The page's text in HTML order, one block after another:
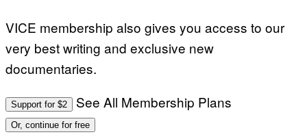
VICE membership also gives you access to our
very best writing and exclusive new
documentaries.
Support for $2 See All Membership Plans
Or, continue for free